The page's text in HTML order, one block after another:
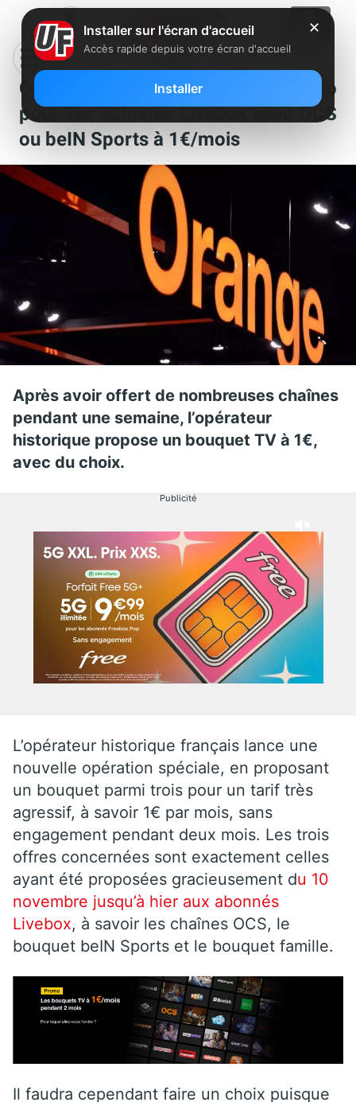
Orange lance une grosse promo
pour ses abonnés Livebox avec OCS
ou beIN Sports à 1€/mois
Après avoir offert de nombreuses chaînes
pendant une semaine, l’opérateur
historique propose un bouquet TV à 1€,
avec du choix.
Publicité
L’opérateur historique français lance une
nouvelle opération spéciale, en proposant
un bouquet parmi trois pour un tarif très
agressif, à savoir 1€ par mois, sans
engagement pendant deux mois. Les trois
offres concernées sont exactement celles
ayant été proposées gracieusement du 10
novembre jusqu’à hier aux abonnés
Livebox, à savoir les chaînes OCS, le
bouquet beIN Sports et le bouquet famille.
Il faudra cependant faire un choix puisque
✕
Installer sur l'écran d'accueil
Accès rapide depuis votre écran d'accueil
Installer